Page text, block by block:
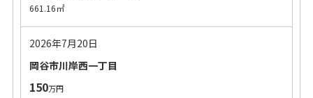
661.16㎡
2026年7月20日
岡谷市川岸西一丁目
150万円